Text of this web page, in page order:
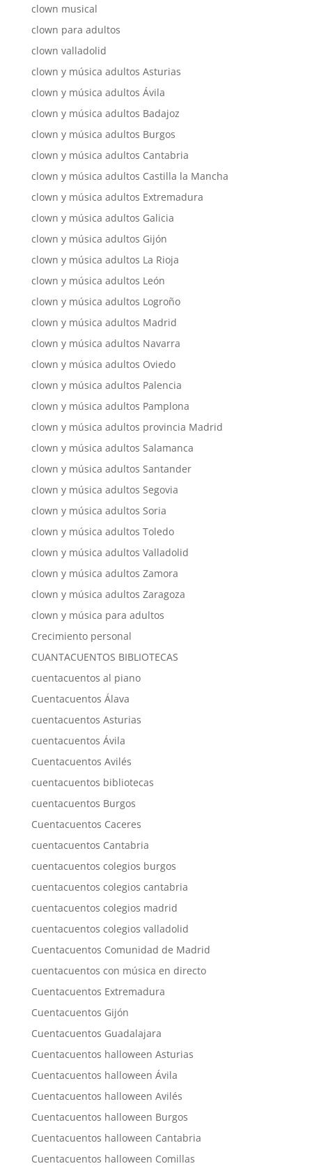
clown musical
clown para adultos
clown valladolid
clown y música adultos Asturias
clown y música adultos Ávila
clown y música adultos Badajoz
clown y música adultos Burgos
clown y música adultos Cantabria
clown y música adultos Castilla la Mancha
clown y música adultos Extremadura
clown y música adultos Galicia
clown y música adultos Gijón
clown y música adultos La Rioja
clown y música adultos León
clown y música adultos Logroño
clown y música adultos Madrid
clown y música adultos Navarra
clown y música adultos Oviedo
clown y música adultos Palencia
clown y música adultos Pamplona
clown y música adultos provincia Madrid
clown y música adultos Salamanca
clown y música adultos Santander
clown y música adultos Segovia
clown y música adultos Soria
clown y música adultos Toledo
clown y música adultos Valladolid
clown y música adultos Zamora
clown y música adultos Zaragoza
clown y música para adultos
Crecimiento personal
CUANTACUENTOS BIBLIOTECAS
cuentacuentos al piano
Cuentacuentos Álava
cuentacuentos Asturias
cuentacuentos Ávila
Cuentacuentos Avilés
cuentacuentos bibliotecas
cuentacuentos Burgos
Cuentacuentos Caceres
cuentacuentos Cantabria
cuentacuentos colegios burgos
cuentacuentos colegios cantabria
cuentacuentos colegios madrid
cuentacuentos colegios valladolid
Cuentacuentos Comunidad de Madrid
cuentacuentos con música en directo
Cuentacuentos Extremadura
Cuentacuentos Gijón
Cuentacuentos Guadalajara
Cuentacuentos halloween Asturias
Cuentacuentos halloween Ávila
Cuentacuentos halloween Avilés
Cuentacuentos halloween Burgos
Cuentacuentos halloween Cantabria
Cuentacuentos halloween Comillas